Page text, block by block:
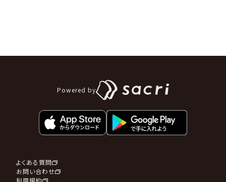
Powered by
よくある質問
お問い合わせ
利用規約